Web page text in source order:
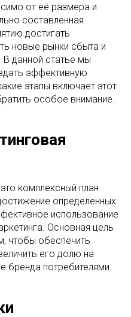
от её размера и
составленная
достигать
новые рынки сбыта и
В данной статье мы
эффективную
этапы включает этот
особое внимание.
комплексный план
определенных
использование
Основная цель
чтобы обеспечить
его долю на
бренда потребителями.